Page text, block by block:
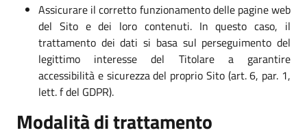
Assicurare il corretto funzionamento delle pagine web
del Sito e dei loro contenuti. In questo caso, il
trattamento dei dati si basa sul perseguimento del
legittimo interesse del Titolare a garantire
accessibilità e sicurezza del proprio Sito (art. 6, par. 1,
lett. f del GDPR).
Modalità di trattamento